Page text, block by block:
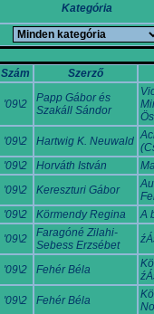
Kategória
Szám Szerző
'09\2
Papp Gábor és
Szakáll Sándor
'09\2
Hartwig K. Neuwald
'09\2
Horváth István
'09\2
Kereszturi Gábor
'09\2
Körmendy Regina
A
'09\2
Faragóné Zilahi-
Sebess Erzsébet
'09\2 Fehér Béla
'09\2
Fehér Béla